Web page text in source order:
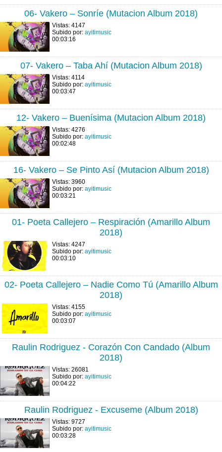
06- Vakero – Sonríe (Mutacion Album 2018)
Vistas: 4147
Subido por: ayitimusic
00:03:16
07- Vakero – Taba Ahí (Mutacion Album 2018)
Vistas: 4114
Subido por: ayitimusic
00:03:47
12- Vakero – Buenísima (Mutacion Album 2018)
Vistas: 4276
Subido por: ayitimusic
00:02:48
16- Vakero – Se Pinto Así (Mutacion Album 2018)
Vistas: 3960
Subido por: ayitimusic
00:03:21
01- Poeta Callejero – Respiración (Amarillo Album
2018)
Vistas: 4247
Subido por: ayitimusic
00:03:10
02- Poeta Callejero – Nadie Como Tú (Amarillo Album
2018)
Vistas: 4155
Subido por: ayitimusic
00:03:07
Raulin Rodriguez - Corazón Con Candado (Album
2018)
Vistas: 26081
Subido por: ayitimusic
00:04:22
Raulin Rodriguez - Excuseme (Album 2018)
Vistas: 9727
Subido por: ayitimusic
00:03:28